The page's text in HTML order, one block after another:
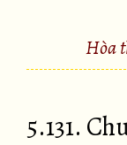
Hòa
5.131.